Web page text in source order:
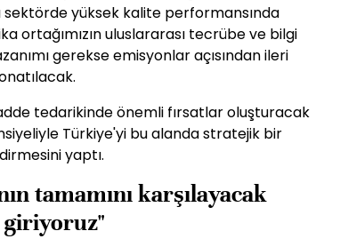
sektörde yüksek kalite performansında
ortağımızın uluslararası tecrübe ve bilgi
gerekse emisyonlar açısından ileri
tedarikinde önemli fırsatlar oluşturacak
Türkiye'yi bu alanda stratejik bir
yaptı.
tamamını karşılayacak